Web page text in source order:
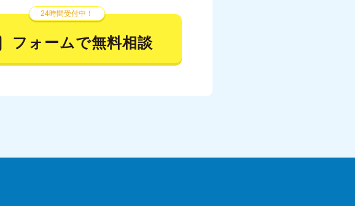
24時間受付中！
フォームで無料相談